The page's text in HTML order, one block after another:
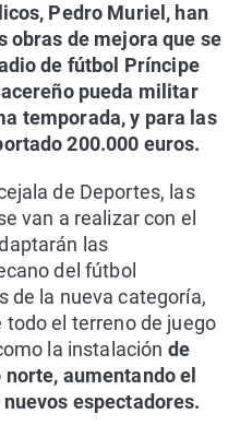
Pedro Muriel, han
obras de mejora que se
de fútbol Príncipe
pueda militar
temporada, y para las
200.000 euros.
de Deportes, las
van a realizar con el
las
del fútbol
de la nueva categoría,
el terreno de juego
la instalación de
aumentando el
espectadores.